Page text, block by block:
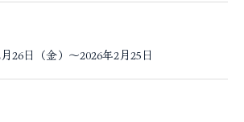
26日（金）～2026年2月25日